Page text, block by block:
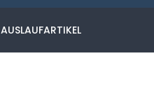
AUSLAUFARTIKEL